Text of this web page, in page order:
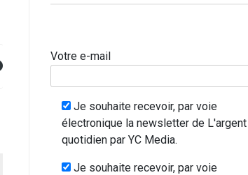
Votre e-mail
Je souhaite recevoir, par voie
électronique la newsletter de L'argent
quotidien par YC Media.
Je souhaite recevoir, par voie